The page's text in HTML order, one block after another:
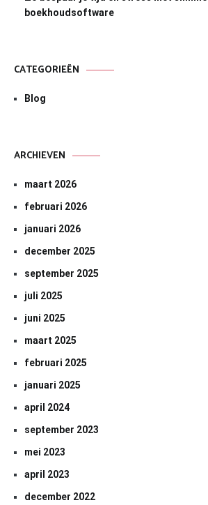
boekhoudsoftware
CATEGORIEËN
Blog
ARCHIEVEN
maart 2026
februari 2026
januari 2026
december 2025
september 2025
juli 2025
juni 2025
maart 2025
februari 2025
januari 2025
april 2024
september 2023
mei 2023
april 2023
december 2022